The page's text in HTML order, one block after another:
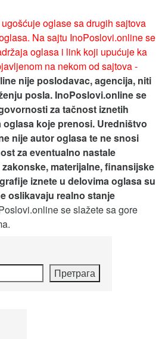
oglase sa drugih sajtova
Na sajtu InoPoslovi.online se
oglasa i link koji upućuje ka
na nekom od sajtova -
nije poslodavac, agencija, niti
posla. InoPoslovi.online se
za tačnost iznetih
koje prenosi. Uredništvo
nije autor oglasa te ne snosi
za eventualno nastale
materijalne, finansijske
iznete u delovima oglasa su
oslikavaju realno stanje
se slažete sa gore
Претрага